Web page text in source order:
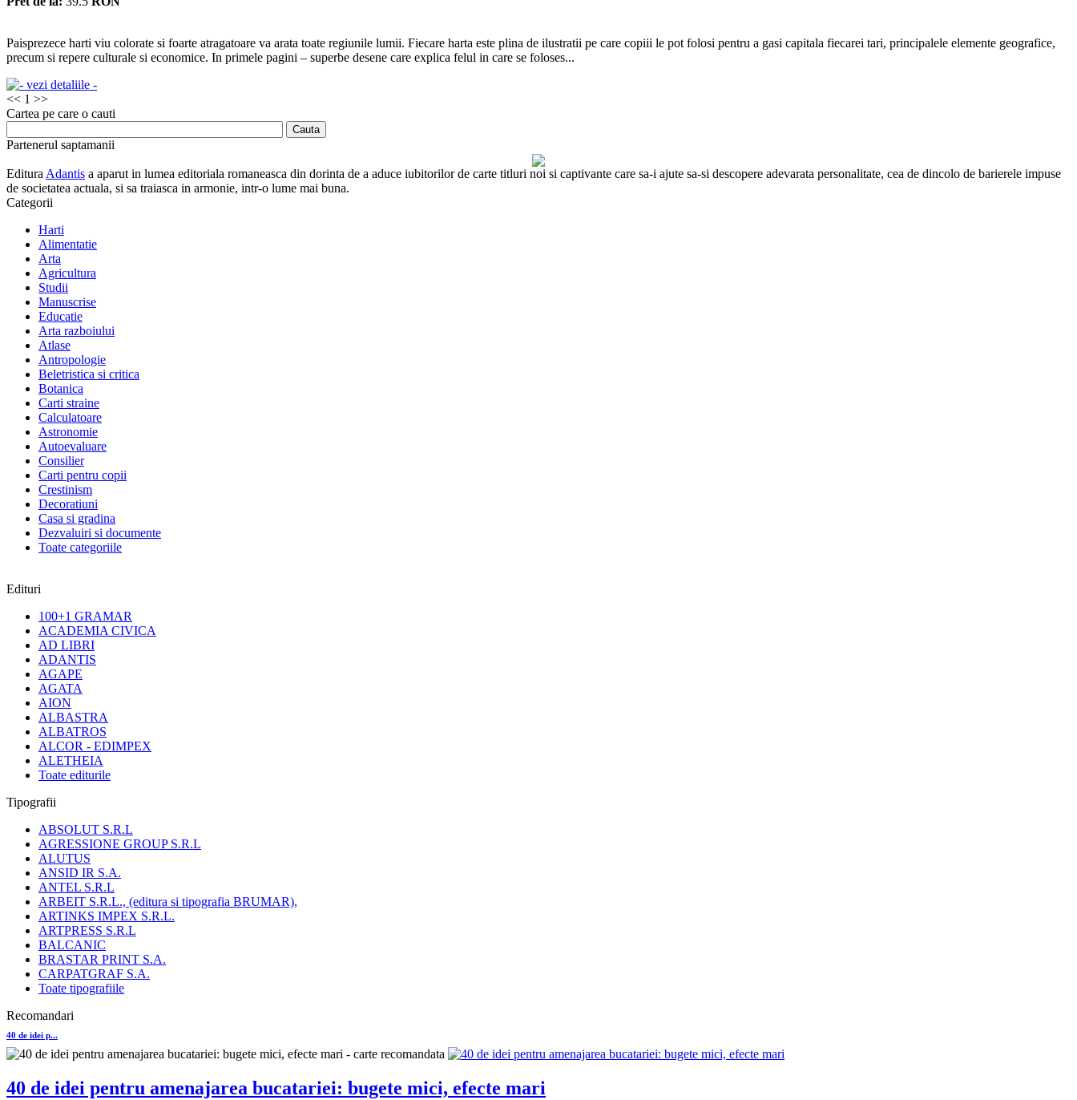
Paisprezece harti viu colorate si foarte atragatoare va arata toate regiunile lumii. Fiecare harta este plina de ilustratii pe care copiii le pot folosi pentru a gasi capitala fiecarei tari, principalele elemente geografice,
precum si repere culturale si economice. In primele pagini – superbe desene care explica felul in care se foloses...
<< 1 >>
Cartea pe care o cauti
Partenerul saptamanii
Editura Adantis a aparut in lumea editoriala romaneasca din dorinta de a aduce iubitorilor de carte titluri noi si captivante care sa-i ajute sa-si descopere adevarata personalitate, cea de dincolo de barierele impuse
de societatea actuala, si sa traiasca in armonie, intr-o lume mai buna.
Categorii
Harti
Alimentatie
Arta
Agricultura
Studii
Manuscrise
Educatie
Arta razboiului
Atlase
Antropologie
Beletristica si critica
Botanica
Carti straine
Calculatoare
Astronomie
Autoevaluare
Consilier
Carti pentru copii
Crestinism
Decoratiuni
Casa si gradina
Dezvaluiri si documente
Toate categoriile
Edituri
100+1 GRAMAR
ACADEMIA CIVICA
AD LIBRI
ADANTIS
AGAPE
AGATA
AION
ALBASTRA
ALBATROS
ALCOR - EDIMPEX
ALETHEIA
Toate editurile
Tipografii
ABSOLUT S.R.L
AGRESSIONE GROUP S.R.L
ALUTUS
ANSID IR S.A.
ANTEL S.R.L
ARBEIT S.R.L., (editura si tipografia BRUMAR),
ARTINKS IMPEX S.R.L.
ARTPRESS S.R.L
BALCANIC
BRASTAR PRINT S.A.
CARPATGRAF S.A.
Toate tipografiile
Recomandari
40 de idei p...
40 de idei pentru amenajarea bucatariei: bugete mici, efecte mari